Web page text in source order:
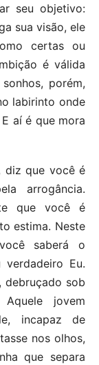
seu objetivo:
sua visão, ele
certas ou
é válida
porém,
labirinto onde
aí é que mora
diz que você é
arrogância.
que você é
estima. Neste
saberá o
Eu.
sob
jovem
incapaz de
nos olhos,
que separa